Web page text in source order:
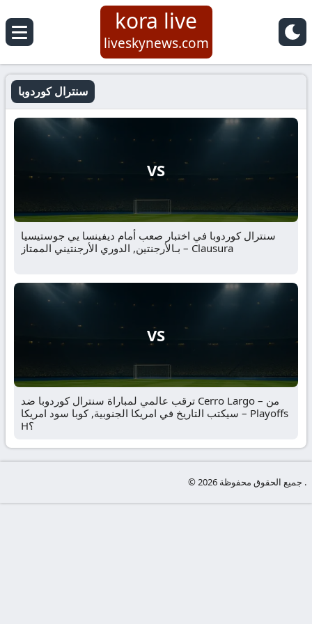
kora live
liveskynews.com
سنترال كوردوبا
VS
سنترال كوردوبا في اختبار صعب أمام ديفينسا يي جوستيسيا
بـالأرجنتين, الدوري الأرجنتيني الممتاز – Clausura
VS
ترقب عالمي لمباراة سنترال كوردوبا ضد Cerro Largo – من
سيكتب التاريخ في امريكا الجنوبية, كوبا سود امريكا – Playoffs
H؟
© جميع الحقوق محفوظة 2026 .